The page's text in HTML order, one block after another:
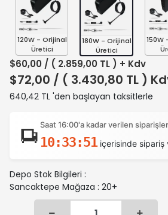
120W - Orijinal
Üretici
180W - Orijinal
Üretici
150W
$60,00 / ( 2.859,00 TL ) + Kdv
$72,00 / ( 3.430,80 TL )
640,42 TL 'den başlayan taksitlerle
Saat 16:00'a kadar verilen
10:33:50içerisinde sipariş
Depo Stok Bilgileri :
Sancaktepe Mağaza : 20+